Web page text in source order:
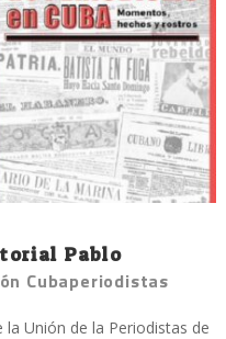
Pablo
Cubaperiodistas
Unión de la Periodistas de